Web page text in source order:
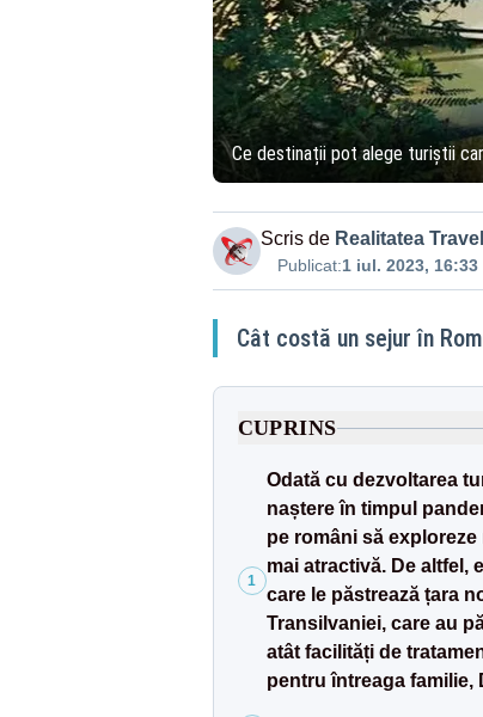
Ce destinații pot alege turiștii
Scris de Realitatea Travel
Publicat:1 iul. 2023, 16:33
Cât costă un sejur în
CUPRINS
1
Odată cu dezvoltarea
naștere în timpul
pe români să
mai atractivă. De altfel,
care le păstrează țara
Transilvaniei, care au
atât facilități de
pentru întreaga familie,